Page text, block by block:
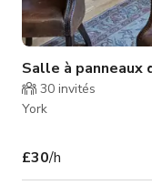
Salle à panneaux
30 invités
York
£30/h